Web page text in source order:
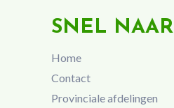
SNEL NAAR
Home
Contact
Provinciale afdelingen